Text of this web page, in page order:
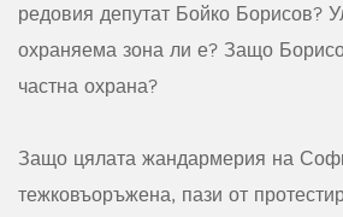
редовия депутат Бойко Борисов?
охраняема зона ли е? Защо
частна охрана?
Защо цялата жандармерия на
тежковъоръжена, пази от